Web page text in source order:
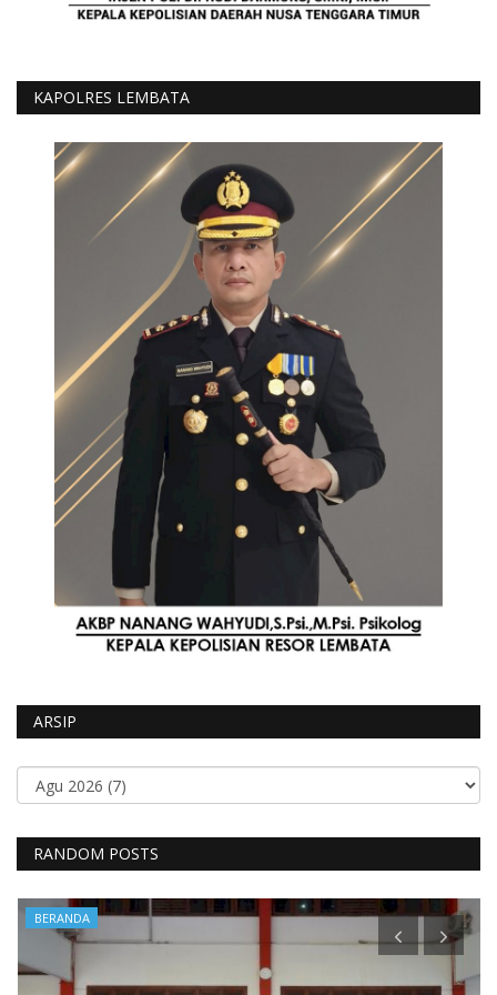
KAPOLRES LEMBATA
ARSIP
RANDOM POSTS
BERANDA